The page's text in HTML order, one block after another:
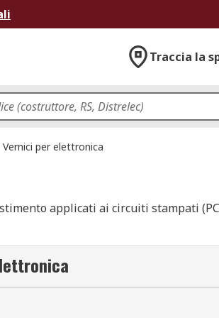
Traccia la
Vernici per elettronica
applicati ai circuiti stampati
i componenti elettronici, quindi
le vernici e gli smalti aiutano i